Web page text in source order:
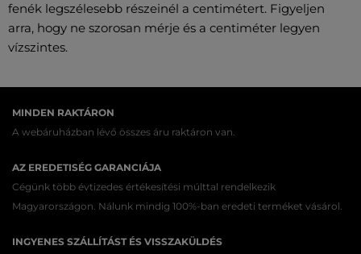
fenék legszélesebb részeinél a centimétert. Figyeljen
arra, hogy ne szorosan mérje és a centiméter legyen
vízszintes.
MINDEN RAKTÁRON
A webáruházban lévő összes áru raktáron van.
AZ EREDETISÉG GARANCIÁJA
Cégünk több évtizedes értékesítési múlttal rendelkezik
Magyarországon. Nálunk mindig 100%-ban eredeti terméket vásárol.
INGYENES SZÁLLÍTÁST ÉS VISSZAKÜLDÉS